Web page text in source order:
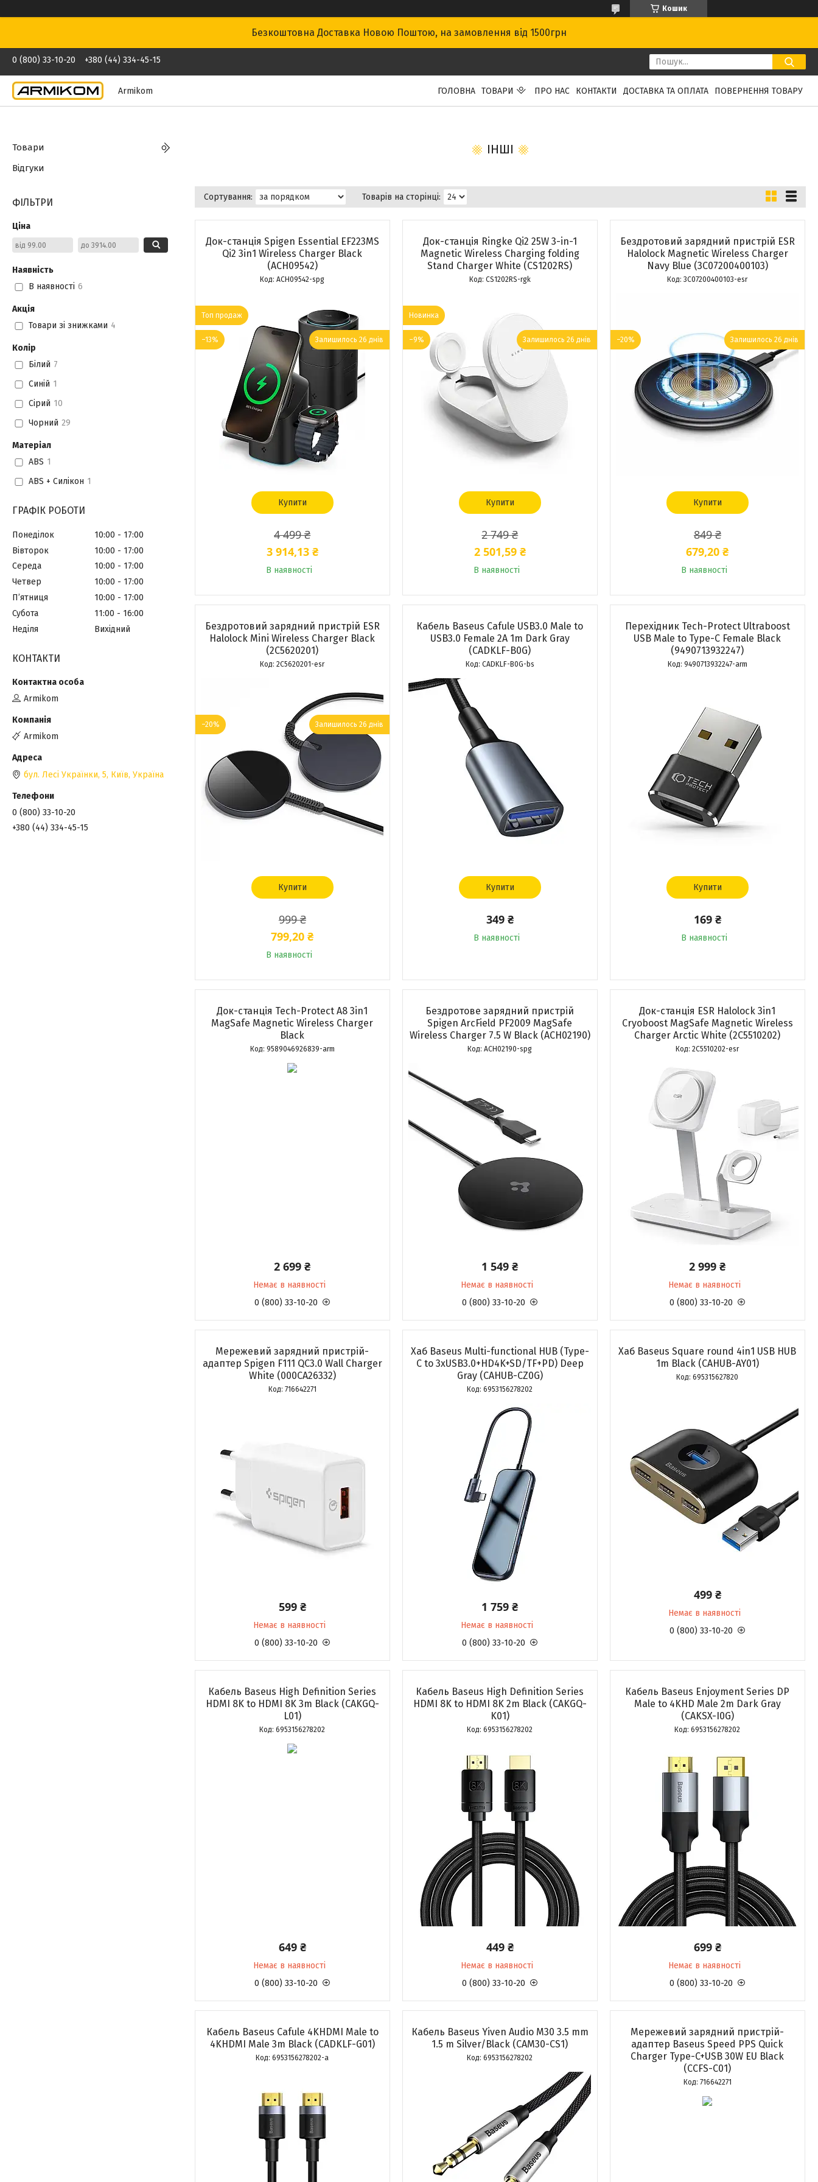
Кошик
Безкоштовна Доставка Новою Поштою, на замовлення від 1500грн
0 (800) 33-10-20 +380 (44) 334-45-15
Armikom ГОЛОВНА ТОВАРИ ПРО НАС КОНТАКТИ ДОСТАВКА ТА ОПЛАТА ПОВЕРНЕННЯ ТОВАРУ
ІНШІ
Док-станція Spigen Essential EF223MS
Qi2 3in1 Wireless Charger Black
(ACH09542)
ACH09542-spg
Топ продаж
–13% Залишилось 26 днів
Купити
4 499 ₴
3 914,13 ₴
В наявності
Док-станція Ringke Qi2 25W 3-in-1
Magnetic Wireless Charging folding
Stand Charger White (CS1202RS)
CS1202RS-rgk
Новинка
–9% Залишилось 26 днів
Купити
2 749 ₴
2 501,59 ₴
В наявності
Бездротовий зарядний пристрій ESR
Halolock Magnetic Wireless Charger
Navy Blue (3C07200400103)
3C07200400103-esr
–20% Залишилось 26 днів
Купити
849 ₴
679,20 ₴
В наявності
Бездротовий зарядний пристрій ESR
Halolock Mini Wireless Charger Black
(2C5620201)
2C5620201-esr
–20% Залишилось 26 днів
Купити
999 ₴
799,20 ₴
В наявності
Кабель Baseus Cafule USB3.0 Male to
USB3.0 Female 2A 1m Dark Gray
(CADKLF-B0G)
CADKLF-B0G-bs
Купити
349 ₴
В наявності
Перехідник Tech-Protect Ultraboost
USB Male to Type-C Female Black
(9490713932247)
9490713932247-arm
Купити
169 ₴
В наявності
Док-станція Tech-Protect A8 3in1
MagSafe Magnetic Wireless Charger
Black
9589046926839-arm
2 699 ₴
Немає в наявності
0 (800) 33-10-20
Бездротове зарядний пристрій
Spigen ArcField PF2009 MagSafe
Wireless Charger 7.5 W Black (ACH02190)
ACH02190-spg
1 549 ₴
Немає в наявності
0 (800) 33-10-20
Док-станція ESR Halolock 3in1
Cryoboost MagSafe Magnetic Wireless
Charger Arctic White (2C5510202)
2C5510202-esr
2 999 ₴
Немає в наявності
0 (800) 33-10-20
Мережевий зарядний пристрій-
адаптер Spigen F111 QC3.0 Wall Charger
White (000CA26332)
716642271
599 ₴
Немає в наявності
0 (800) 33-10-20
Хаб Baseus Multi-functional HUB (Type-
C to 3xUSB3.0+HD4K+SD/TF+PD) Deep
Gray (CAHUB-CZ0G)
6953156278202
1 759 ₴
Немає в наявності
0 (800) 33-10-20
Хаб Baseus Square round 4in1 USB HUB
1m Black (CAHUB-AY01)
695315627820
499 ₴
Немає в наявності
0 (800) 33-10-20
Кабель Baseus High Definition Series
HDMI 8K to HDMI 8K 3m Black (CAKGQ-
L01)
6953156278202
649 ₴
Немає в наявності
0 (800) 33-10-20
Кабель Baseus High Definition Series
HDMI 8K to HDMI 8K 2m Black (CAKGQ-
K01)
6953156278202
449 ₴
Немає в наявності
0 (800) 33-10-20
Кабель Baseus Enjoyment Series DP
Male to 4KHD Male 2m Dark Gray
(CAKSX-I0G)
6953156278202
699 ₴
Немає в наявності
0 (800) 33-10-20
Кабель Baseus Cafule 4KHDMI Male to
4KHDMI Male 3m Black (CADKLF-G01)
6953156278202-a
Кабель Baseus Yiven Audio M30 3.5 mm
1.5 m Silver/Black (CAM30-CS1)
6953156278202
Мережевий зарядний пристрій-
адаптер Baseus Speed PPS Quick
Charger Type-C+USB 30W EU Black
(CCFS-C01)
716642271
Товари
Відгуки
ФІЛЬТРИ
Ціна
Наявність
В наявності 6
Акція
Товари зі знижками 4
Колір
Білий 7
Синій 1
Сірий 10
Чорний 29
Матеріал
ABS 1
ABS + Силікон 1
ГРАФІК РОБОТИ
Понеділок 10:00
17:00
Вівторок
10:00
17:00
Середа
10:00
17:00
Четвер
10:00
17:00
Пʼятниця
10:00
17:00
Субота
11:00
16:00
Неділя
Вихідний
КОНТАКТИ
Armikom
Armikom
бул. Лесі Українки, 5, Київ, Україна
0 (800) 33-10-20
+380 (44) 334-45-15